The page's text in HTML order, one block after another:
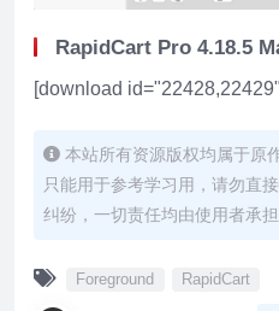
RapidCart Pro 4.18.5
[download
本站所有资源版权均属于原
只能用于参考学习用，请勿直
纠纷，一切责任均由使用者承担
Foreground RapidCart